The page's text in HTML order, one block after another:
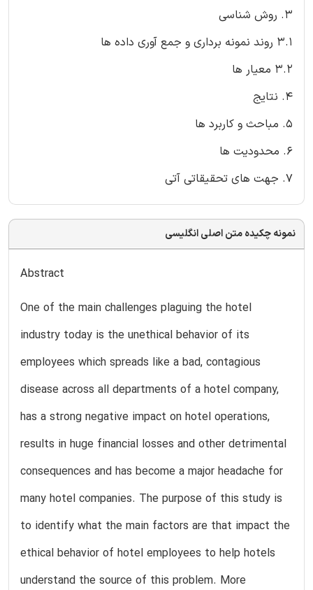
3. روش شناسی
3.1 روند نمونه برداری و جمع آوری داده ها
3.2 معیار ها
4. نتایج
5. مباحث و کاربرد ها
6. محدودیت ها
7. جهت های تحقیقاتی آتی
نمونه چکیده متن اصلی انگلیسی
Abstract
One of the main challenges plaguing the hotel
industry today is the unethical behavior of its
employees which spreads like a bad, contagious
disease across all departments of a hotel company,
has a strong negative impact on hotel operations,
results in huge financial losses and other detrimental
consequences and has become a major headache for
many hotel companies. The purpose of this study is
to identify what the main factors are that impact the
ethical behavior of hotel employees to help hotels
understand the source of this problem. More